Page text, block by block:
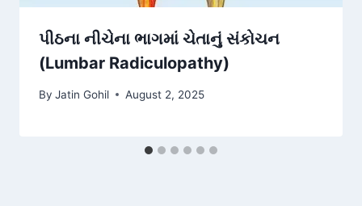
પીઠના નીચેના ભાગમાં ચેતાનું સંકોચન
(Lumbar Radiculopathy)
By Jatin Gohil August 2, 2025